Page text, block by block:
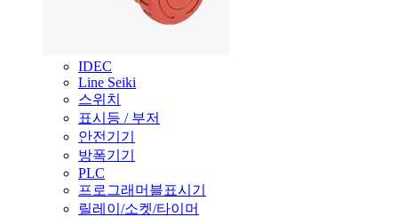
IDEC
Line Seiki
스위치
표시등 / 부저
안전기기
방폭기기
PLC
프로그래머블표시기
릴레이/소켓/타이머